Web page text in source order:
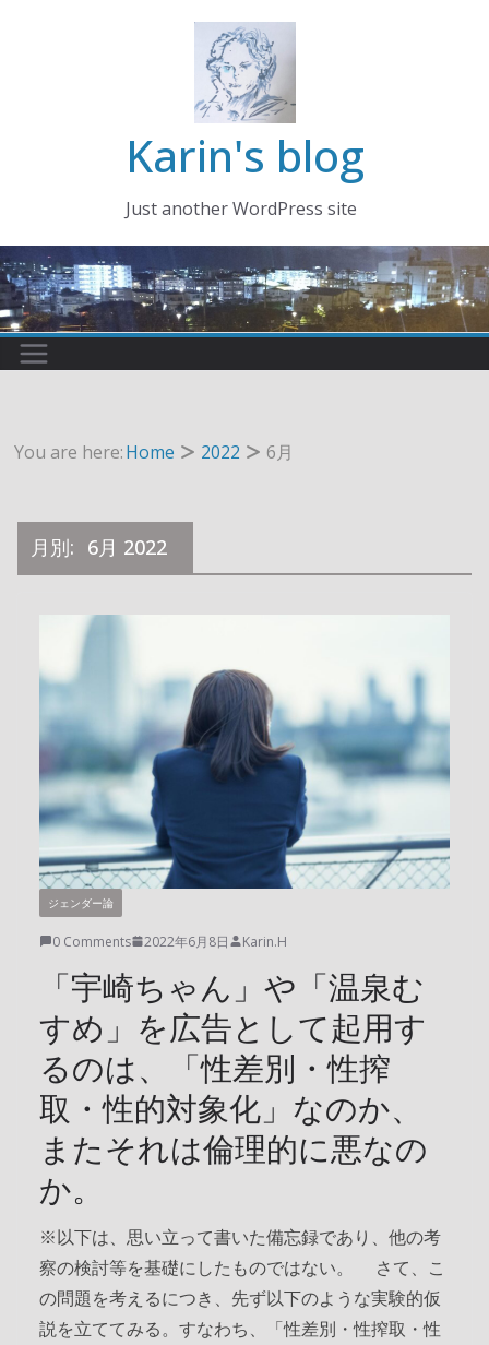
ッ
プ
Karin's blog
Just another WordPress site
You are here:Home 2022 6月
月別: 6月 2022
ジェンダー論
0 Comments 2022年6月8日 Karin.H
「宇崎ちゃん」や「温泉む
すめ」を広告として起用す
るのは、「性差別・性搾
取・性的対象化」なのか、
またそれは倫理的に悪なの
か。
※以下は、思い立って書いた備忘録であり、他の考
察の検討等を基礎にしたものではない。 さて、こ
の問題を考えるにつき、先ず以下のような実験的仮
説を立ててみる。すなわち、「性差別・性搾取・性